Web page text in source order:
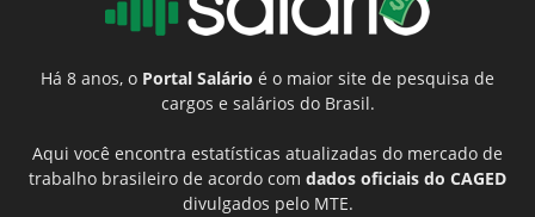
Há 8 anos, o Portal Salário é o maior site de pesquisa de
cargos e salários do Brasil.
Aqui você encontra estatísticas atualizadas do mercado de
trabalho brasileiro de acordo com dados oficiais do CAGED
divulgados pelo MTE.